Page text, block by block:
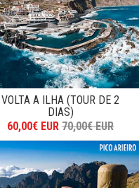
VOLTA A ILHA (TOUR DE 2
DIAS)
60,00€ EUR 70,00€ EUR